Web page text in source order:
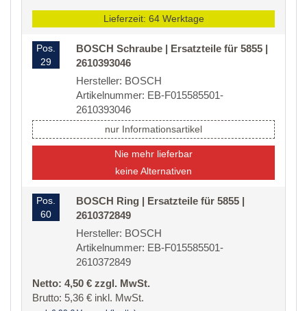
Lieferzeit: 64 Werktage
Pos.
29
BOSCH Schraube | Ersatzteile für 5855 |
2610393046
Hersteller: BOSCH
Artikelnummer: EB-F015585501-
2610393046
nur Informationsartikel
Nie mehr lieferbar
keine Alternativen
Pos.
60
BOSCH Ring | Ersatzteile für 5855 |
2610372849
Hersteller: BOSCH
Artikelnummer: EB-F015585501-
2610372849
Netto: 4,50 € zzgl. MwSt.
Brutto: 5,36 € inkl. MwSt.